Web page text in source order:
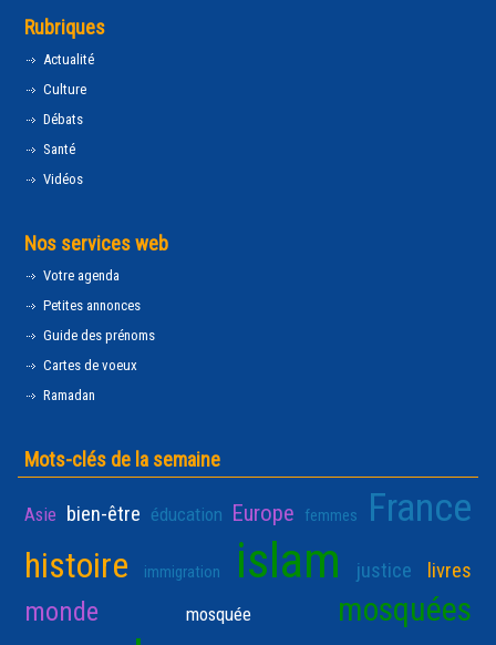
Rubriques
Actualité
Culture
Débats
Santé
Vidéos
Nos services web
Votre agenda
Petites annonces
Guide des prénoms
Cartes de voeux
Ramadan
Mots-clés de la semaine
Asie bien-être éducation Europe femmes France
histoire immigration islam justice livres
monde mosquée mosquées